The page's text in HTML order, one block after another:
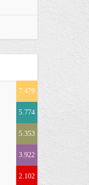
7.479
5.774
5.353
3.922
2.102